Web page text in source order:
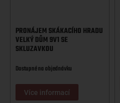
PRONÁJEM SKÁKACÍHO HRADU
VELKÝ DŮM 9V1 SE
SKLUZAVKOU
Dostupné na objednávku
Více informací